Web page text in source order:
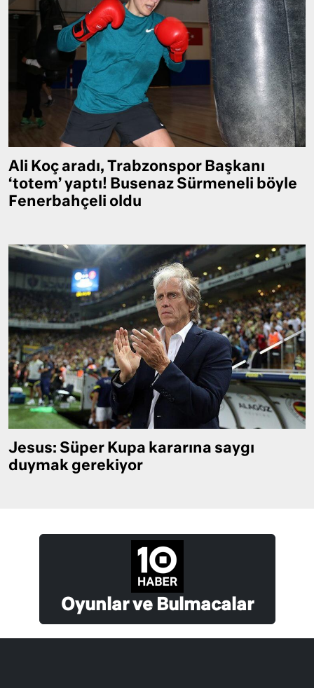
Ali Koç aradı, Trabzonspor Başkanı
‘totem’ yaptı! Busenaz Sürmeneli böyle
Fenerbahçeli oldu
Jesus: Süper Kupa kararına saygı
duymak gerekiyor
Oyunlar ve Bulmacalar